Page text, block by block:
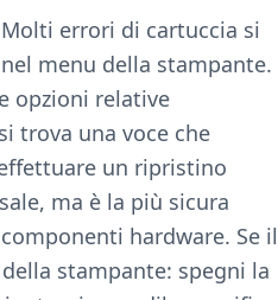
errori di cartuccia si
menu della stampante.
opzioni relative
trova una voce che
un ripristino
ma è la più sicura
hardware. Se il
stampante: spegni la